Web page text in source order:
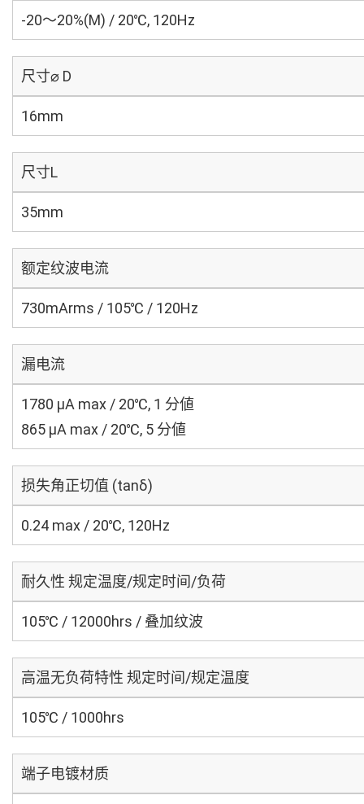
-20～20%(M) / 20℃, 120Hz
尺寸⌀ D
16mm
尺寸L
35mm
额定纹波电流
730mArms / 105℃ / 120Hz
漏电流
1780 μA max / 20℃, 1 分値
865 μA max / 20℃, 5 分値
损失角正切值 (tanδ)
0.24 max / 20℃, 120Hz
耐久性 规定温度/规定时间/负荷
105℃ / 12000hrs / 叠加纹波
高温无负荷特性 规定时间/规定温度
105℃ / 1000hrs
端子电镀材质